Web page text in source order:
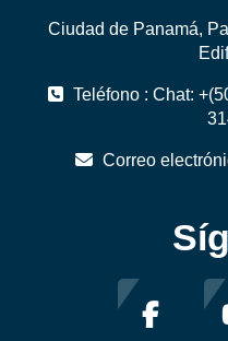
Ciudad de Panamá,
Teléfono : Chat:
Correo